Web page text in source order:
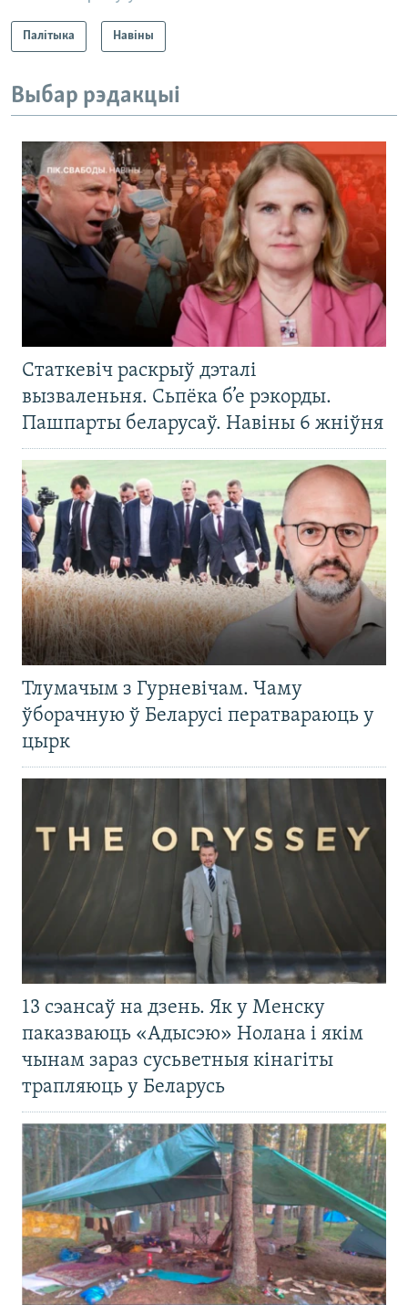
Палітыка Навіны
Выбар рэдакцыі
Статкевіч раскрыў дэталі
вызваленьня. Сьпёка б’е рэкорды.
Пашпарты беларусаў. Навіны 6 жніўня
Тлумачым з Гурневічам. Чаму
ўборачную ў Беларусі ператвараюць у
цырк
13 сэансаў на дзень. Як у Менску
паказваюць «Адысэю» Нолана і якім
чынам зараз сусьветныя кінагіты
трапляюць у Беларусь